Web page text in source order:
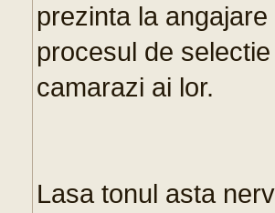
prezinta la
procesul de
camarazi ai lor.
Lasa tonul asta